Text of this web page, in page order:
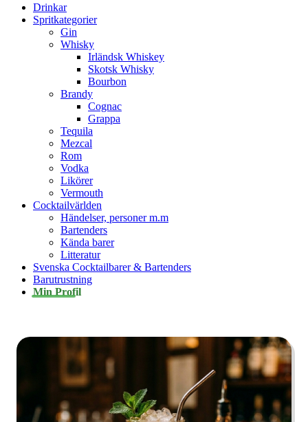
Drinkar
Spritkategorier
Gin
Whisky
Irländsk Whiskey
Skotsk Whisky
Bourbon
Brandy
Cognac
Grappa
Tequila
Mezcal
Rom
Vodka
Likörer
Vermouth
Cocktailvärlden
Händelser, personer m.m
Bartenders
Kända barer
Litteratur
Svenska Cocktailbarer & Bartenders
Barutrustning
Min Profil